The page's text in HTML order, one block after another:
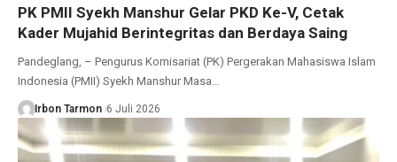
PK PMII Syekh Manshur Gelar PKD Ke-V, Cetak
Kader Mujahid Berintegritas dan Berdaya Saing
Pandeglang, – Pengurus Komisariat (PK) Pergerakan Mahasiswa Islam
Indonesia (PMII) Syekh Manshur Masa…
Irbon Tarmon 6 Juli 2026